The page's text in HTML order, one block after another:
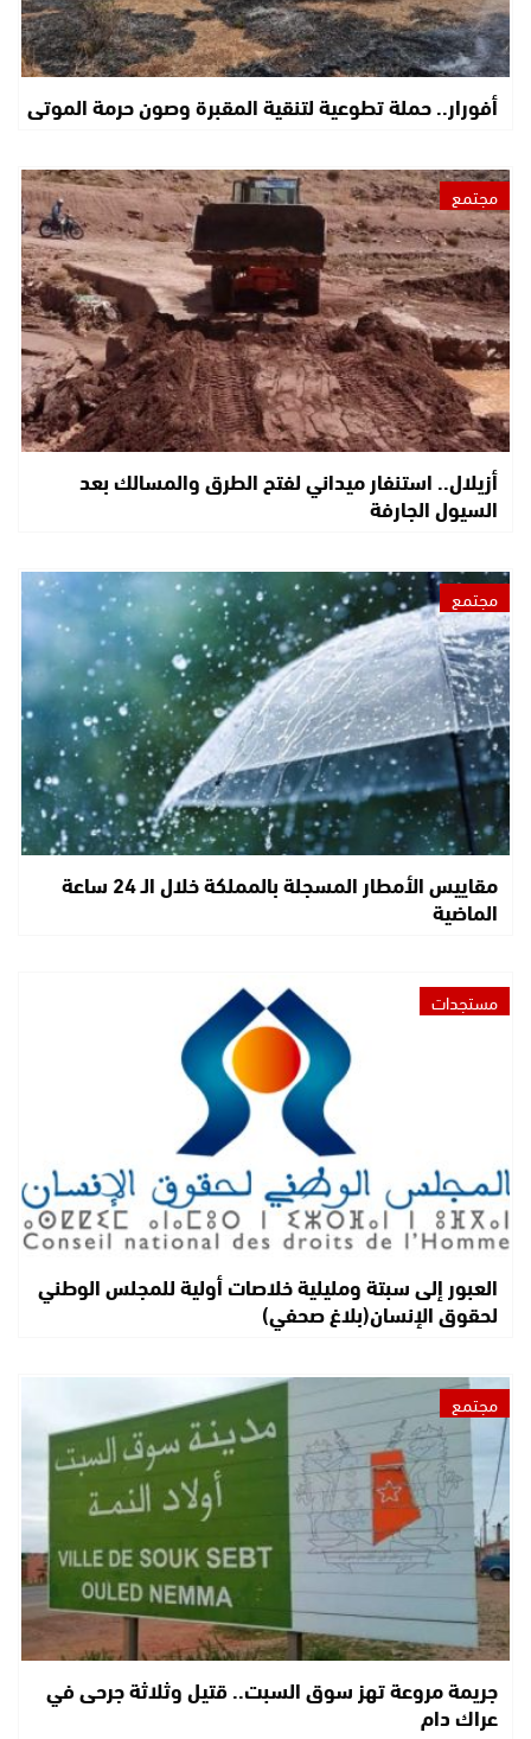
أفورار.. حملة تطوعية لتنقية المقبرة وصون حرمة الموتى
مجتمع
أزيلال.. استنفار ميداني لفتح الطرق والمسالك بعد
السيول الجارفة
مجتمع
مقاييس الأمطار المسجلة بالمملكة خلال الـ 24 ساعة
الماضية
مستجدات
العبور إلى سبتة ومليلية خلاصات أولية للمجلس الوطني
لحقوق الإنسان(بلاغ صحفي)
مجتمع
جريمة مروعة تهز سوق السبت.. قتيل وثلاثة جرحى في
عراك دام